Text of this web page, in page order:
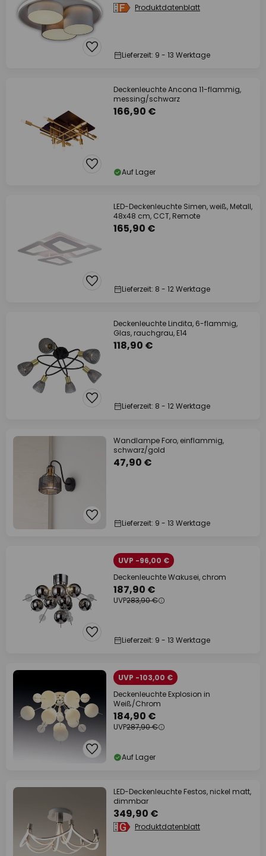
Produktdatenblatt
Lieferzeit: 9 - 13 Werktage
Deckenleuchte Ancona 11-flammig,
messing/schwarz
166,90 €
Auf Lager
LED-Deckenleuchte Simen, weiß, Metall,
48x48 cm, CCT, Remote
165,90 €
Lieferzeit: 8 - 12 Werktage
Deckenleuchte Lindita, 6-flammig,
Glas, rauchgrau, E14
118,90 €
Lieferzeit: 8 - 12 Werktage
Wandlampe Foro, einflammig,
schwarz/gold
47,90 €
Lieferzeit: 9 - 13 Werktage
UVP -96,00 €
Deckenleuchte Wakusei, chrom
187,90 €
UVP283,90 €
Lieferzeit: 9 - 13 Werktage
UVP -103,00 €
Deckenleuchte Explosion in
Weiß/Chrom
184,90 €
UVP287,90 €
Auf Lager
LED-Deckenleuchte Festos, nickel matt,
dimmbar
349,90 €
Produktdatenblatt